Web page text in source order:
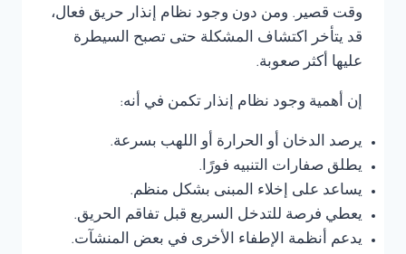
وقت قصير. ومن دون وجود نظام إنذار حريق فعال،
قد يتأخر اكتشاف المشكلة حتى تصبح السيطرة
عليها أكثر صعوبة.
إن أهمية وجود نظام إنذار تكمن في أنه:
يرصد الدخان أو الحرارة أو اللهب بسرعة.
يطلق صفارات التنبيه فورًا.
يساعد على إخلاء المبنى بشكل منظم.
يعطي فرصة للتدخل السريع قبل تفاقم الحريق.
يدعم أنظمة الإطفاء الأخرى في بعض المنشآت.